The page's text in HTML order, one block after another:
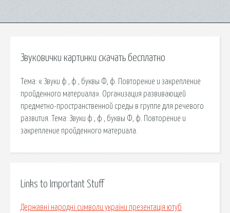
Звуковички картинки скачать бесплатно
Тема: « Звуки ф , ф , буквы Ф, ф. Повторение и закрепление
пройденного материала». Организация развивающей
предметно-пространственной среды в группе для речевого
развития. Тема: Звуки ф , ф , буквы Ф, ф. Повторение и
закрепление пройденного материала.
Links to Important Stuff
Державні народні символи україни презентація ютуб